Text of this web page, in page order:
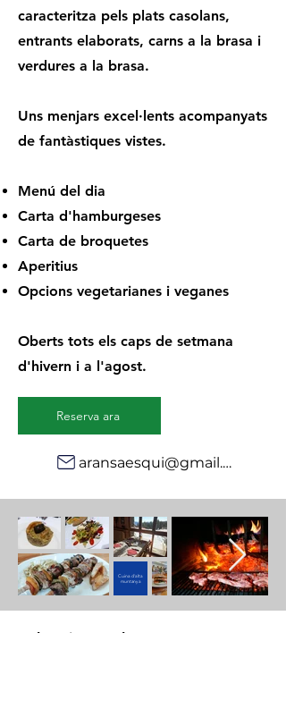
caracteritza pels plats casolans,
entrants elaborats, carns a la brasa i
verdures a la brasa.
Uns menjars excel·lents acompanyats
de fantàstiques vistes.
Menú del dia
Carta d'hamburgeses
Carta de broquetes
Aperitius
Opcions vegetarianes i veganes
Oberts tots els caps de setmana
d'hivern i a l'agost.
Reserva ara
aransaesqui@gmail.com
Cuina d'alta
muntanya
Subscriu-te a la nostra